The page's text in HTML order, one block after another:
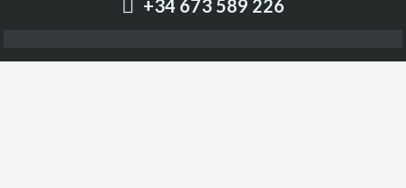
+34 673 589 226